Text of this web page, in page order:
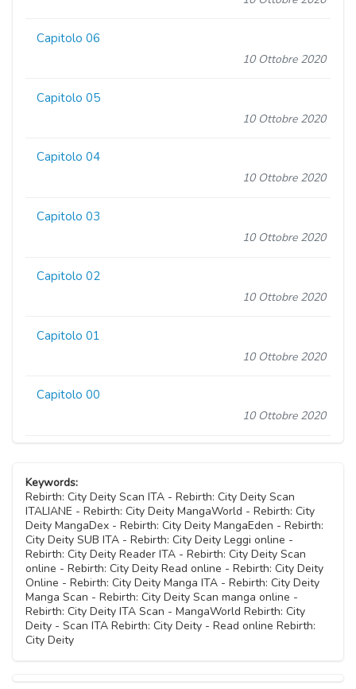
Capitolo 06
10 Ottobre 2020
Capitolo 05
10 Ottobre 2020
Capitolo 04
10 Ottobre 2020
Capitolo 03
10 Ottobre 2020
Capitolo 02
10 Ottobre 2020
Capitolo 01
10 Ottobre 2020
Capitolo 00
10 Ottobre 2020
Keywords:
Rebirth: City Deity Scan ITA - Rebirth: City Deity Scan
ITALIANE - Rebirth: City Deity MangaWorld - Rebirth: City
Deity MangaDex - Rebirth: City Deity MangaEden - Rebirth:
City Deity SUB ITA - Rebirth: City Deity Leggi online -
Rebirth: City Deity Reader ITA - Rebirth: City Deity Scan
online - Rebirth: City Deity Read online - Rebirth: City Deity
Online - Rebirth: City Deity Manga ITA - Rebirth: City Deity
Manga Scan - Rebirth: City Deity Scan manga online -
Rebirth: City Deity ITA Scan - MangaWorld Rebirth: City
Deity - Scan ITA Rebirth: City Deity - Read online Rebirth:
City Deity